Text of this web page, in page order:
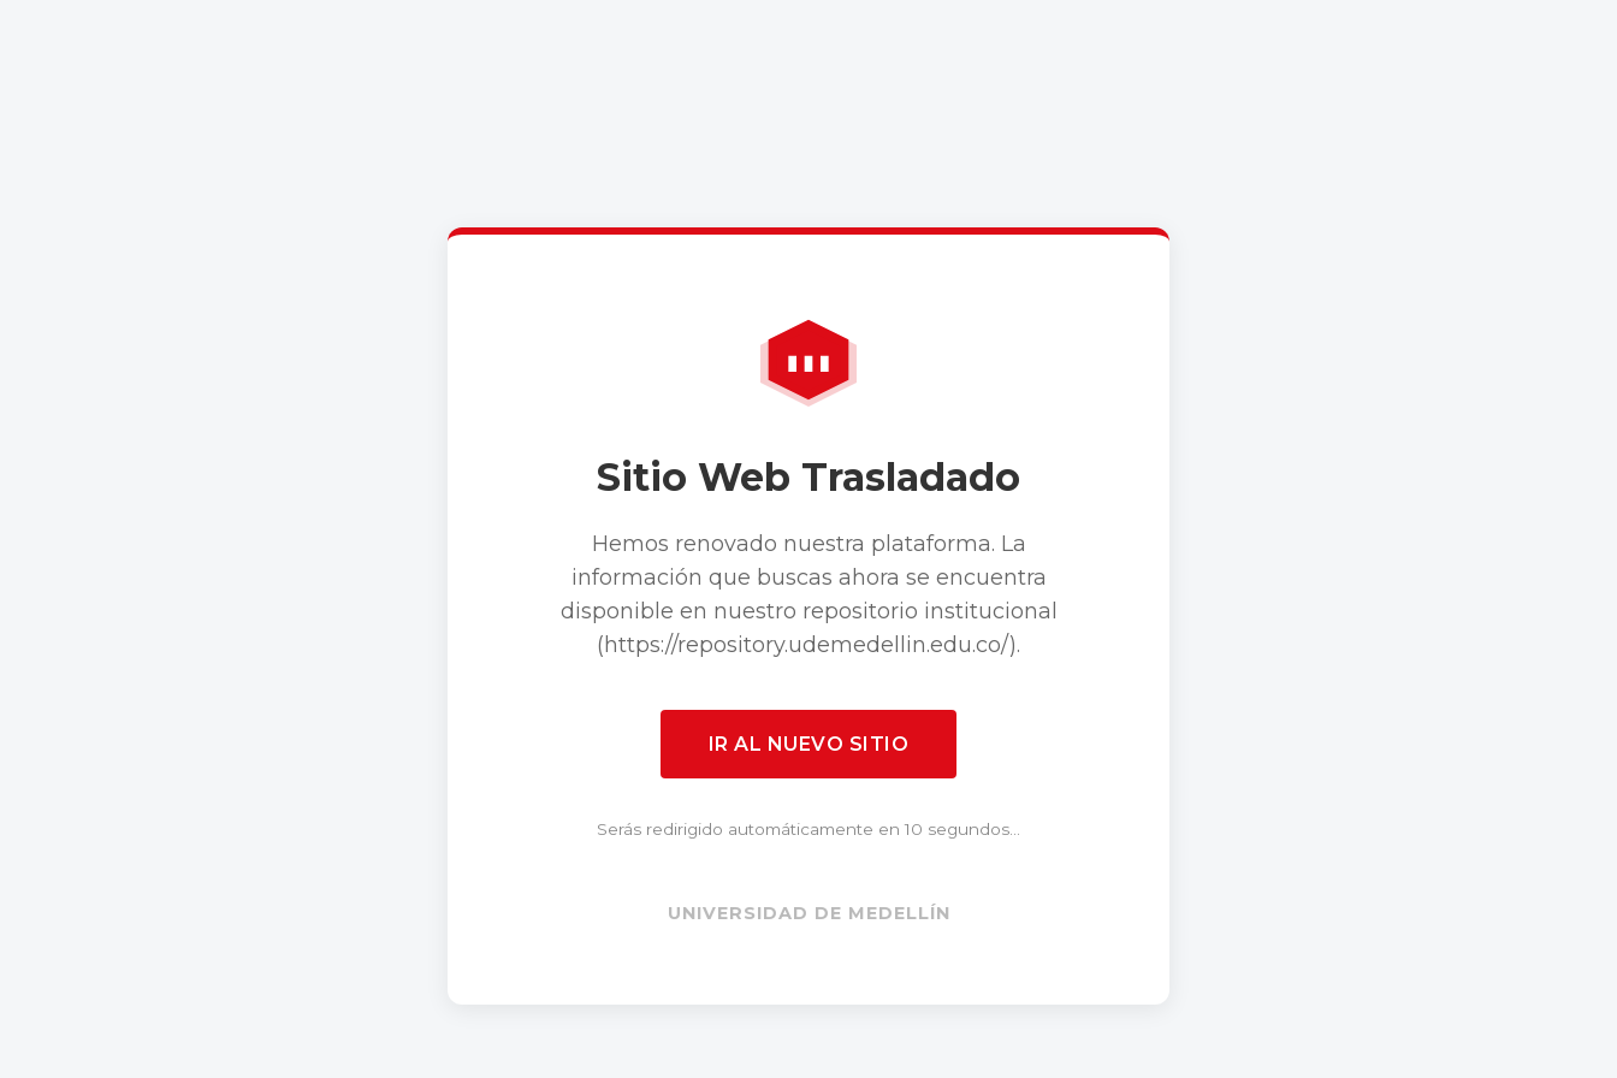
Sitio Web Trasladado
Hemos renovado nuestra plataforma. La
información que buscas ahora se encuentra
disponible en nuestro repositorio institucional
(https://repository.udemedellin.edu.co/).
IR AL NUEVO SITIO
Serás redirigido automáticamente en 10 segundos...
UNIVERSIDAD DE MEDELLÍN